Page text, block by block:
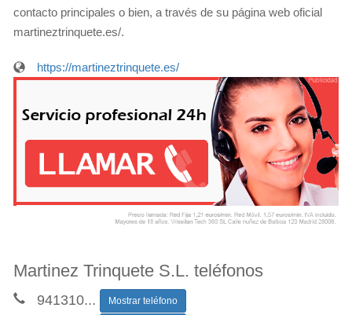
contacto principales o bien, a través de su página web oficial
martineztrinquete.es/.
https://martineztrinquete.es/
Martinez Trinquete S.L. teléfonos
941310... Mostrar teléfono